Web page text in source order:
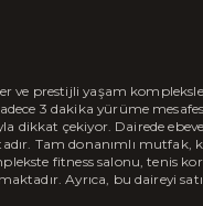
ve prestijli yaşam
3 dakika yürüme
dikkat çekiyor. Dairede
Tam donanımlı mutfak,
fitness salonu, tenis
Ayrıca, bu daireyi